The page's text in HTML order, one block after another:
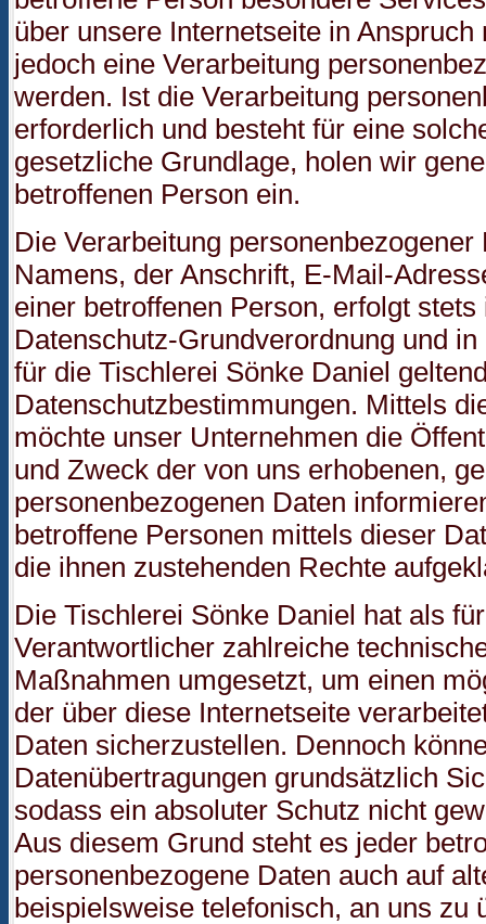
über unsere Internetseite in
jedoch eine Verarbeitung
werden. Ist die Verarbeitung
erforderlich und besteht für eine
gesetzliche Grundlage, holen wir
betroffenen Person ein.
Die Verarbeitung
Namens, der Anschrift, E-Mail-
einer betroffenen Person, erfolgt
Datenschutz-Grundverordnung und
für die Tischlerei Sönke Daniel
Datenschutzbestimmungen. Mittels
möchte unser Unternehmen die
und Zweck der von uns erhobenen,
personenbezogenen Daten
betroffene Personen mittels dieser
die ihnen zustehenden Rechte
Die Tischlerei Sönke Daniel hat als
Verantwortlicher zahlreiche
Maßnahmen umgesetzt, um einen
der über diese Internetseite
Daten sicherzustellen. Dennoch
Datenübertragungen grundsätzlich
sodass ein absoluter Schutz nicht
Aus diesem Grund steht es jeder
personenbezogene Daten auch auf
beispielsweise telefonisch, an uns zu